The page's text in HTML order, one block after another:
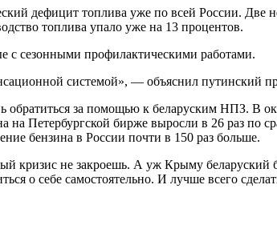
дефицит топлива уже по всей России. Две
топлива упало уже на 13 процентов.
с сезонными профилактическими работами.
системой», — объяснил путинский
за помощью к беларуским НПЗ. В
на Петербургской бирже выросли в 26 раз
бензина в России почти в 150 раз больше.
кризис не закроешь. А уж Крыму беларуский
о себе самостоятельно. И лучше всего